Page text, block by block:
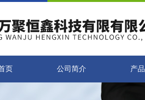
页 公司简介 产